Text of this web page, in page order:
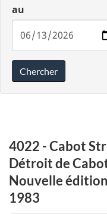
au
Chercher
4022 - Cabot
Détroit de
Nouvelle
1983